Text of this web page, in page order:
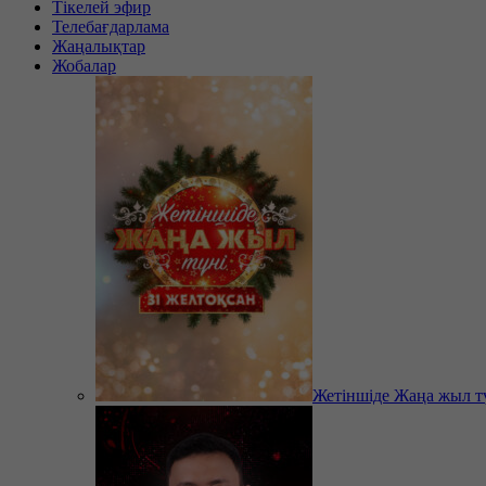
Тікелей эфир
Телебағдарлама
Жаңалықтар
Жобалар
Жетіншіде Жаңа жыл